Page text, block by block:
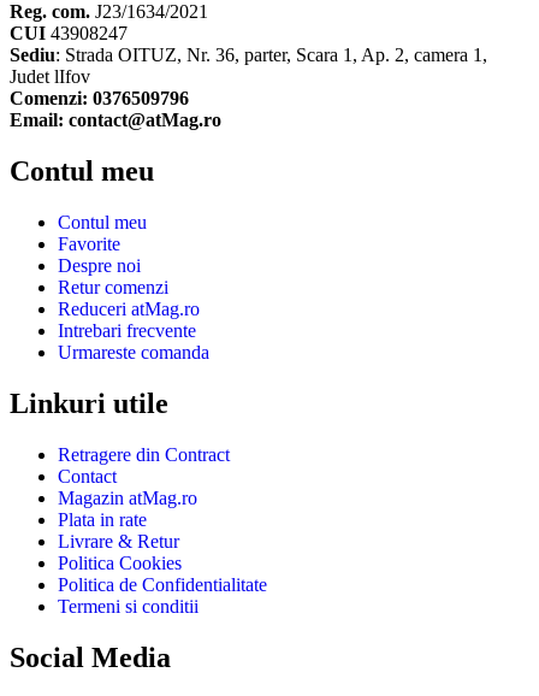
Reg. com. J23/1634/2021
CUI 43908247
Sediu: Strada OITUZ, Nr. 36, parter, Scara 1, Ap. 2, camera 1,
Judet lIfov
Comenzi: 0376509796
Email: contact@atMag.ro
Contul meu
Contul meu
Favorite
Despre noi
Retur comenzi
Reduceri atMag.ro
Intrebari frecvente
Urmareste comanda
Linkuri utile
Retragere din Contract
Contact
Magazin atMag.ro
Plata in rate
Livrare & Retur
Politica Cookies
Politica de Confidentialitate
Termeni si conditii
Social Media